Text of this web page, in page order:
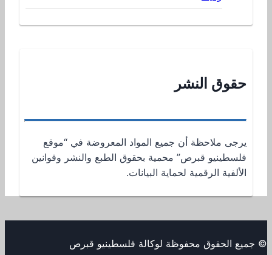
حقوق النشر
يرجى ملاحظة أن جميع المواد المعروضة في “موقع
فلسطينيو قبرص” محمية بحقوق الطبع والنشر وقوانين
الألفية الرقمية لحماية البيانات.
© جميع الحقوق محفوظة لوكالة فلسطينيو قبرص